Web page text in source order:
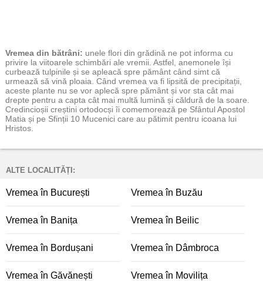
Vremea din bătrâni: unele flori din grădină ne pot informa cu
privire la viitoarele schimbări ale vremii. Astfel, anemonele își
curbează tulpinile și se apleacă spre pământ când simt că
urmează să vină ploaia. Când vremea va fi lipsită de precipitații,
aceste plante nu se vor aplecă spre pământ și vor sta cât mai
drepte pentru a capta cât mai multă lumină și căldură de la soare.
Credincioșii creștini ortodocși îi comemorează pe Sfântul Apostol
Matia și pe Sfinții 10 Mucenici care au pătimit pentru icoana lui
Hristos.
ALTE LOCALITĂȚI:
Vremea în București Vremea în Buzău
Vremea în Banița Vremea în Beilic
Vremea în Bordușani Vremea în Dâmbroca
Vremea în Găvănești Vremea în Movilița